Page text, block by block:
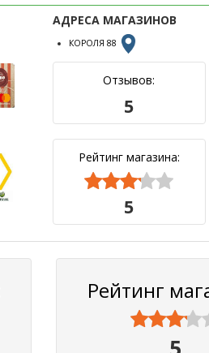
АДРЕСА МАГАЗИНОВ
КОРОЛЯ 88
Отзывов:
5
Рейтинг магазина:



5
Рейтинг